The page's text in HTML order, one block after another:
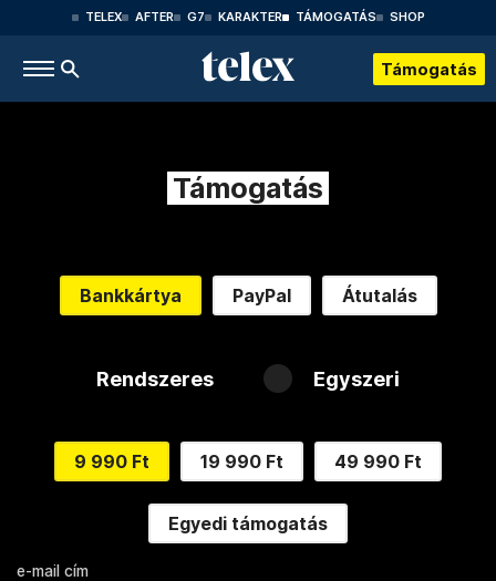
TELEX AFTER G7 KARAKTER TÁMOGATÁS SHOP
Támogatás
Támogatás
Bankkártya PayPal Átutalás
Rendszeres Egyszeri
9 990 Ft 19 990 Ft 49 990 Ft
Egyedi támogatás
e-mail cím